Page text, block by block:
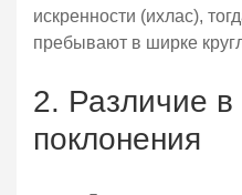
искренности (ихлас),
пребывают в ширке
2. Различие в
поклонения